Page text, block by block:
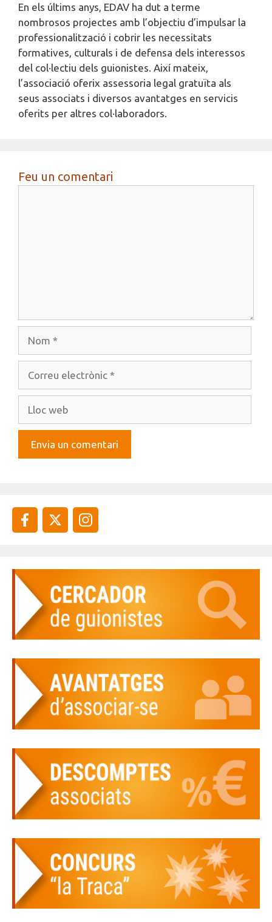
En els últims anys, EDAV ha dut a terme
nombrosos projectes amb l’objectiu d’impulsar la
professionalització i cobrir les necessitats
formatives, culturals i de defensa dels interessos
del col·lectiu dels guionistes. Així mateix,
l’associació oferix assessoria legal gratuïta als
seus associats i diversos avantatges en servicis
oferits per altres col·laboradors.
Feu un comentari
electrònic
web